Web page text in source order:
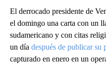
El derrocado presidente de
el domingo una carta con un
sudamericano y con citas
un día después de publicar su
capturado en enero en un